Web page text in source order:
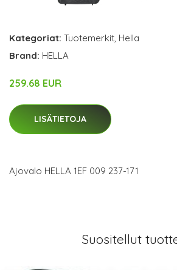
Kategoriat: Tuotemerkit Hella
Brand: HELLA
259.68 EUR
LISÄTIETOJA
Ajovalo HELLA 1EF 009 237-171
Suositellut